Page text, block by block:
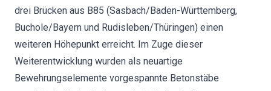
drei Brücken aus B85 (Sasbach/Baden-Württemberg,
Buchole/Bayern und Rudisleben/Thüringen) einen
weiteren Höhepunkt erreicht. Im Zuge dieser
Weiterentwicklung wurden als neuartige
Bewehrungselemente vorgespannte Betonstäbe